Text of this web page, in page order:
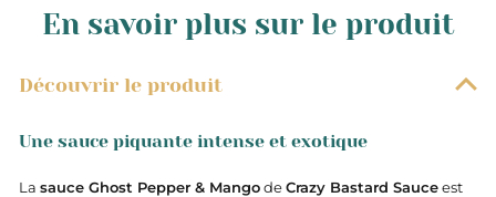
En savoir plus sur le produit
Découvrir le produit
Une sauce piquante intense et exotique
La sauce Ghost Pepper & MangodeCrazy Bastard Sauceest